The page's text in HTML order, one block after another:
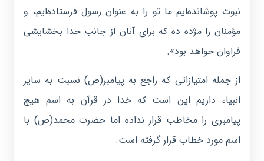
نبوت پوشانده‌ایم ما تو را به عنوان رسول فرستاده‌‌ایم، و
مؤمنان را مژده ده که براى آنان از جانب خدا بخشایشى
فراوان خواهد بود».
از جمله امتیازاتی که راجع به پیامبر(ص) نسبت به سایر
انبیاء داریم این است که خدا در قرآن به اسم هیچ
پیامبری را مخاطب قرار نداده اما حضرت محمد(ص) با
اسم مورد خطاب قرار گرفته است.